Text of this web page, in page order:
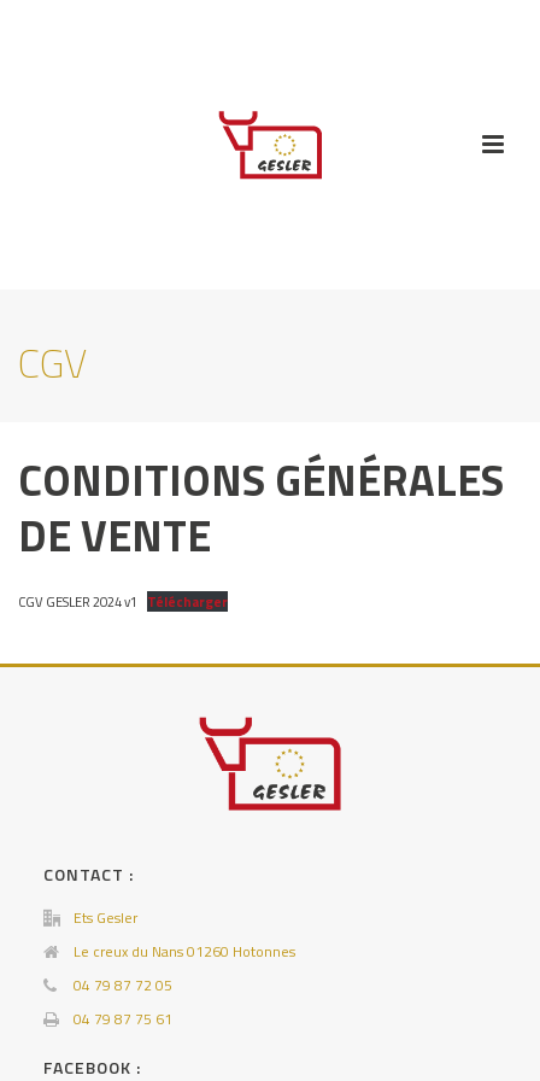
CGV
CONDITIONS GÉNÉRALES
DE VENTE
CGV GESLER 2024 v1 Télécharger
CONTACT :
Ets Gesler
Le creux du Nans 01260 Hotonnes
04 79 87 72 05
04 79 87 75 61
FACEBOOK :